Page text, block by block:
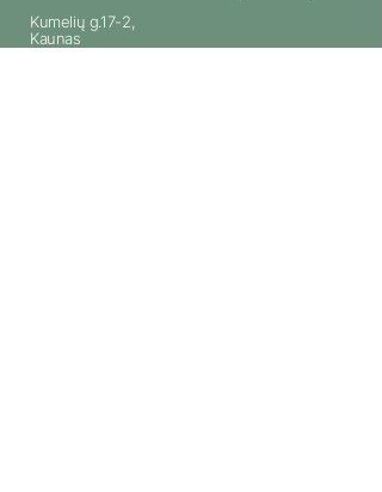
Kumelių g.17-2,
Kaunas